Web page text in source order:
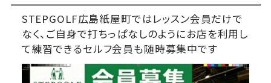
STEPGOLF広島紙屋町ではレッスン会員だけで
なく、ご自身で打ちっぱなしのようにお店を利用し
て練習できるセルフ会員も随時募集中です